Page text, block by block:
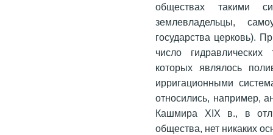
обществах такими
землевладельцы,
государства церковь).
число
которых являлось
ирригационными
относились, например,
Кашмира XIX в., в
общества, нет никаких